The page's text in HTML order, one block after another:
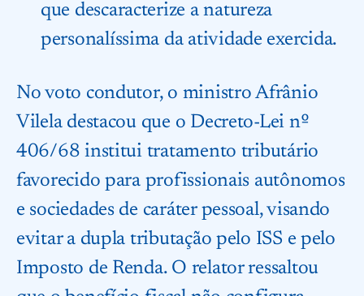
que descaracterize a natureza
personalíssima da atividade exercida.
No voto condutor, o ministro Afrânio
Vilela destacou que o Decreto-Lei nº
406/68 institui tratamento tributário
favorecido para profissionais autônomos
e sociedades de caráter pessoal, visando
evitar a dupla tributação pelo ISS e pelo
Imposto de Renda. O relator ressaltou